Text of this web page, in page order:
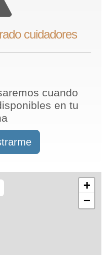
cuidadores
cuando
en tu
+
−
OpenStreetMap
CC-BY-SA